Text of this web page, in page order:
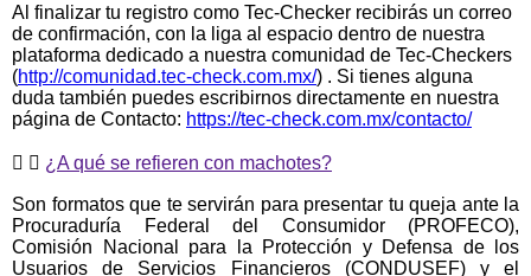
Al finalizar tu registro como Tec-Checker recibirás un correo
de confirmación, con la liga al espacio dentro de nuestra
plataforma dedicado a nuestra comunidad de Tec-Checkers
(http://comunidad.tec-check.com.mx/) . Si tienes alguna
duda también puedes escribirnos directamente en nuestra
página de Contacto: https://tec-check.com.mx/contacto/
¿A qué se refieren con machotes?
Son formatos que te servirán para presentar tu queja ante la
Procuraduría Federal del Consumidor (PROFECO),
Comisión Nacional para la Protección y Defensa de los
Usuarios de Servicios Financieros (CONDUSEF) y el